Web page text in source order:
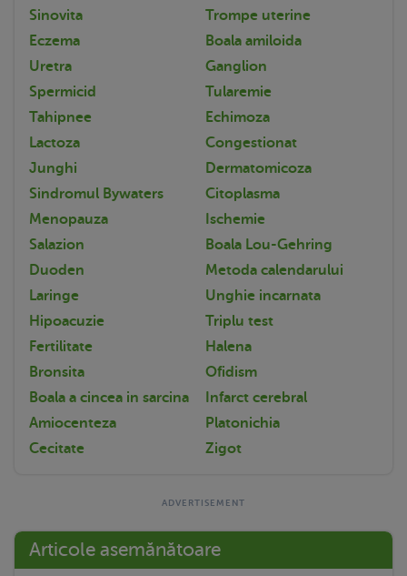
Sinovita
Trompe uterine
Eczema
Boala amiloida
Uretra
Ganglion
Spermicid
Tularemie
Tahipnee
Echimoza
Lactoza
Congestionat
Junghi
Dermatomicoza
Sindromul Bywaters
Citoplasma
Menopauza
Ischemie
Salazion
Boala Lou-Gehring
Duoden
Metoda calendarului
Laringe
Unghie incarnata
Hipoacuzie
Triplu test
Fertilitate
Halena
Bronsita
Ofidism
Boala a cincea in sarcina
Infarct cerebral
Amiocenteza
Platonichia
Cecitate
Zigot
Articole asemănătoare